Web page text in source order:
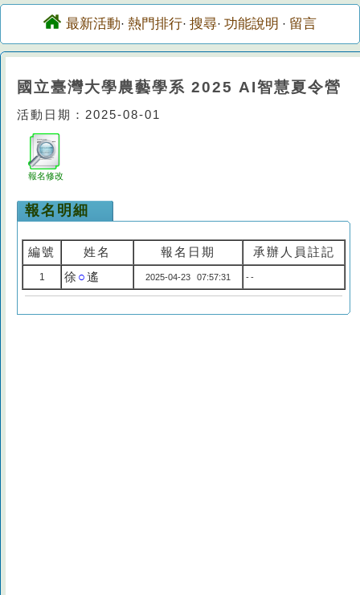
最新活動· 熱門排行· 搜尋· 功能說明 · 留言
國立臺灣大學農藝學系 2025 AI智慧夏令營
活動日期：2025-08-01
報名修改
報名明細
編號 姓名 報名日期 承辦人員註記
1 徐 ○遙 2025-04-23 07:57:31 --